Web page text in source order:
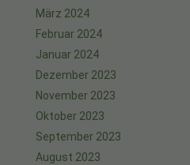
März 2024
Februar 2024
Januar 2024
Dezember 2023
November 2023
Oktober 2023
September 2023
August 2023